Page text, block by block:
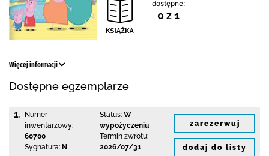
dostępne:
0 z 1
Więcej informacji
Dostępne egzemplarze
1.
Numer
inwentarzowy:
60700
Sygnatura: N
Status: W
wypożyczeniu
Termin zwrotu:
2026/07/31
zarezerwuj
dodaj do listy